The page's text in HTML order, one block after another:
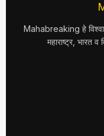
Mahabreaking हे
महाराष्ट्र, भारत व